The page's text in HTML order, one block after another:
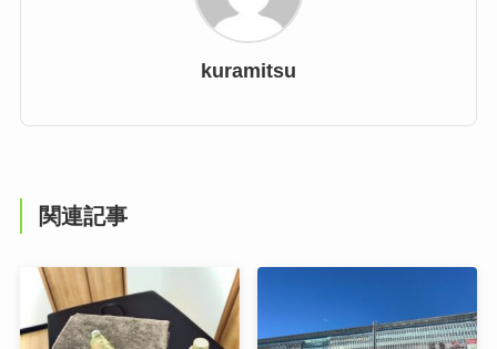
kuramitsu
関連記事